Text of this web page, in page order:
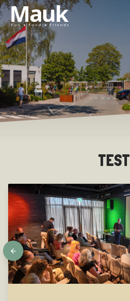
Activities
Packages
Food & drinks
Contact
TEST